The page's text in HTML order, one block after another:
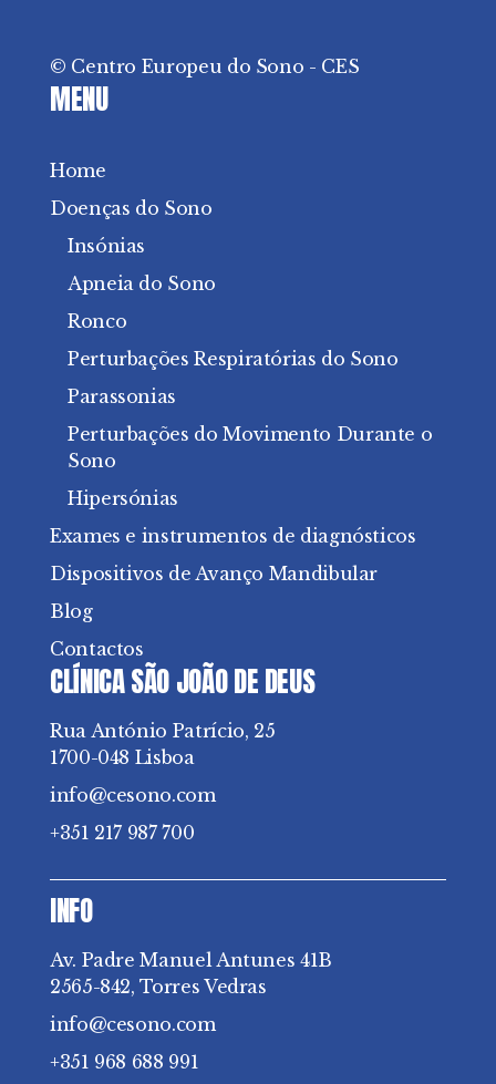
© Centro Europeu do Sono - CES
MENU
Home
Doenças do Sono
Insónias
Apneia do Sono
Ronco
Perturbações Respiratórias do Sono
Parassonias
Perturbações do Movimento Durante o
Sono
Hipersónias
Exames e instrumentos de diagnósticos
Dispositivos de Avanço Mandibular
Blog
Contactos
CLÍNICA SÃO JOÃO DE DEUS
Rua António Patrício, 25
1700-048 Lisboa
info@cesono.com
+351 217 987 700
INFO
Av. Padre Manuel Antunes 41B
2565-842, Torres Vedras
info@cesono.com
+351 968 688 991